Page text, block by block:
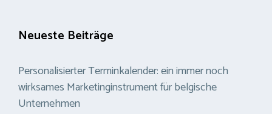
Neueste Beiträge
Personalisierter Terminkalender: ein immer noch
wirksames Marketinginstrument für belgische
Unternehmen